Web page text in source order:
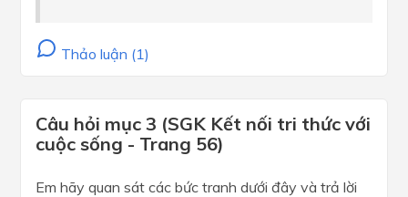
Thảo luận (1)
Câu hỏi mục 3 (SGK Kết nối tri thức với
cuộc sống - Trang 56)
Em hãy quan sát các bức tranh dưới đây và trả lời